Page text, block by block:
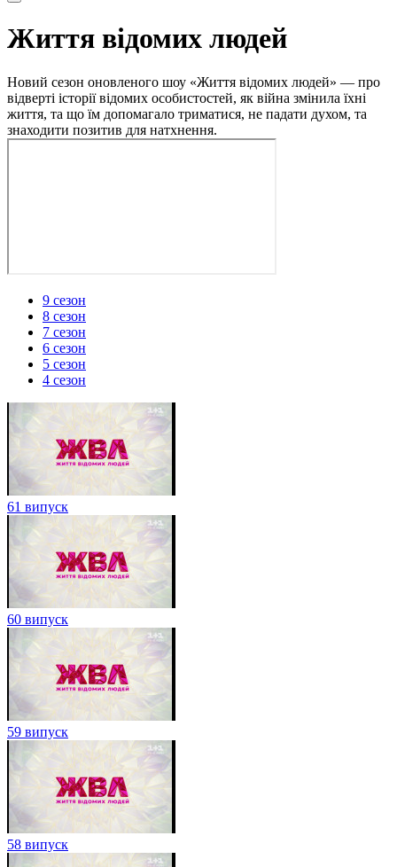
Життя відомих людей
Новий сезон оновленого шоу «Життя відомих людей» — про
відверті історії відомих особистостей, як війна змінила їхні
життя, та що їм допомагало триматися, не падати духом, та
знаходити позитив для натхнення.
9 сезон
8 сезон
7 сезон
6 сезон
5 сезон
4 сезон
61 випуск
60 випуск
59 випуск
58 випуск